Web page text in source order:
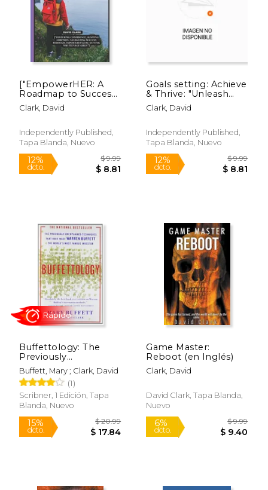
dcto. $ 8.78 dcto.
["EmpowerHER: A
Roadmap to Success
- Goal Setting Guide
for Teenage Girls"]:
Confidence, Igniting
Ambition: Navigating
Clark, David
Independently Published,
Tapa Blanda, Nuevo
12%
dcto. $ 8.81
Goals setting: Achieve
& Thrive: "Unleash
Your Potential: A boy
Teen's Guide to
Goals for a Future of
Success a (en Inglés)
Clark, David
Independently Published,
Tapa Blanda, Nuevo
12%
dcto. $
Buffettology: The
Previously
Unexplained
Techniques That Have
Made Warren Buffett
the Worlds (en
Inglés)
Buffett, Mary ; Clark, David
(1)
Scribner, 1 Edición, Tapa
Blanda, Nuevo
Game Master:
Reboot (en Inglés)
Clark, David
David Clark, Tapa Blanda,
Nuevo